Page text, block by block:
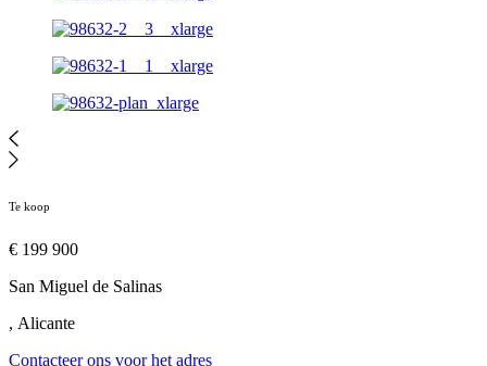
Te koop
€ 199 900
San Miguel de Salinas
, Alicante
Contacteer ons voor het adres